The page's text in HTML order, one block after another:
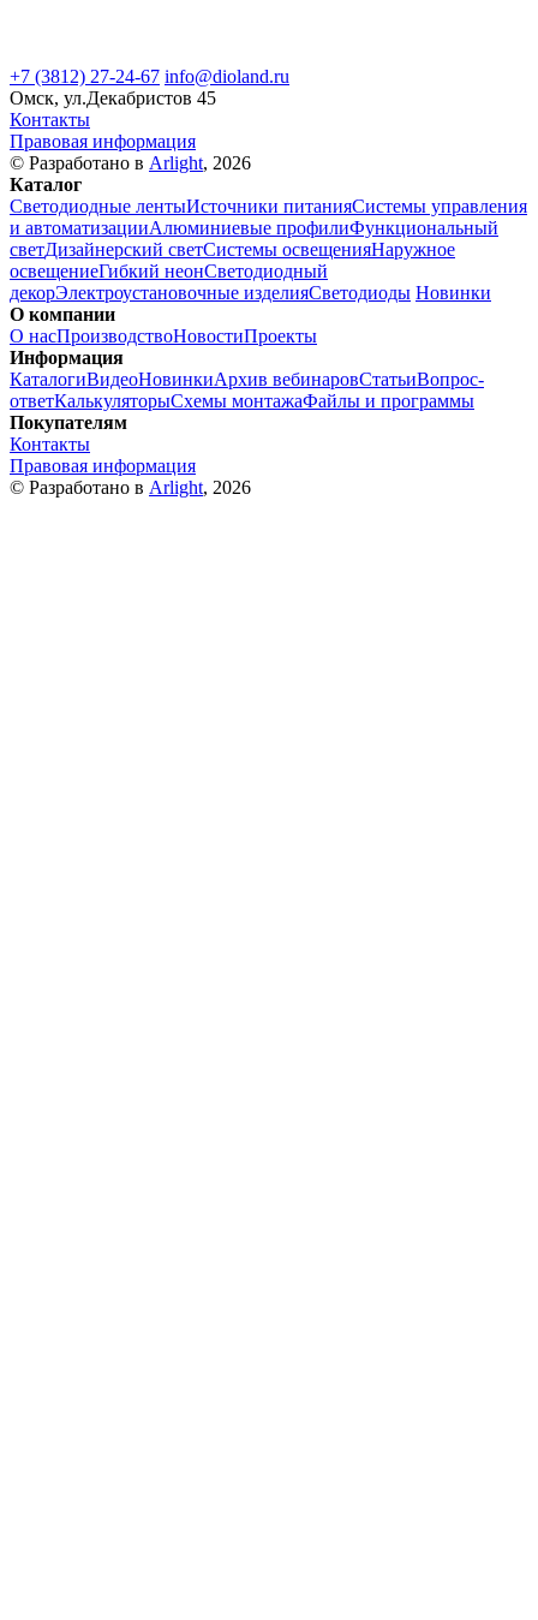
+7 (3812) 27-24-67 info@dioland.ru
Омск, ул.Декабристов 45
Контакты
Правовая информация
© Разработано в Arlight, 2026
Каталог
Светодиодные лентыИсточники питанияСистемы управления
и автоматизацииАлюминиевые профилиФункциональный
светДизайнерский светСистемы освещенияНаружное
освещениеГибкий неонСветодиодный
декорЭлектроустановочные изделияСветодиоды Новинки
О компании
О насПроизводствоНовостиПроекты
Информация
КаталогиВидеоНовинкиАрхив вебинаровСтатьиВопрос-
ответКалькуляторыСхемы монтажаФайлы и программы
Покупателям
Контакты
Правовая информация
© Разработано в Arlight, 2026